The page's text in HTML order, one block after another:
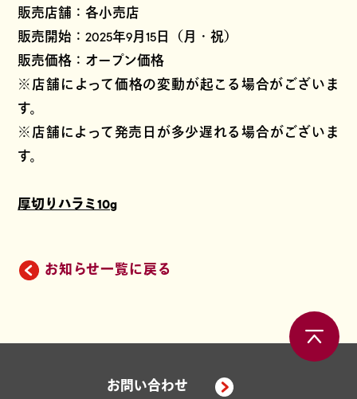
販売店舗：各小売店
販売開始：2025年9月15日（月・祝）
販売価格：オープン価格
※店舗によって価格の変動が起こる場合がございま
す。
※店舗によって発売日が多少遅れる場合がございま
す。
厚切りハラミ10g
お知らせ一覧に戻る
お問い合わせ